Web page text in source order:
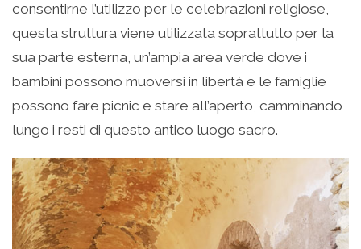
consentirne l’utilizzo per le celebrazioni religiose,
questa struttura viene utilizzata soprattutto per la
sua parte esterna, un’ampia area verde dove i
bambini possono muoversi in libertà e le famiglie
possono fare picnic e stare all’aperto, camminando
lungo i resti di questo antico luogo sacro.